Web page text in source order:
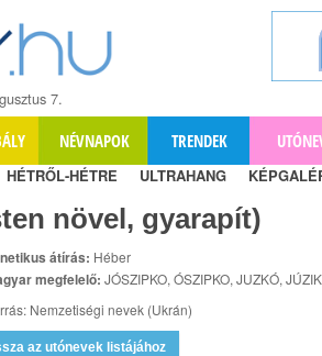
7.
NÉVNAPOK TRENDEK
HÉTRŐL-HÉTRE ULTRAHANG
növel, gyarapít)
átírás: Héber
megfelelő: JÓSZIPKO, ÓSZIPKO, JUZKÓ,
Nemzetiségi nevek (Ukrán)
az utónevek listájához